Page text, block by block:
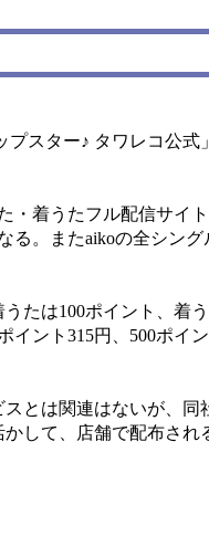
スター♪ タワレコ公式
着うたフル配信サイ
る。またaikoの全シン
たは100ポイント、着
ント315円、500ポイ
とは関連はないが、同
して、店舗で配布され